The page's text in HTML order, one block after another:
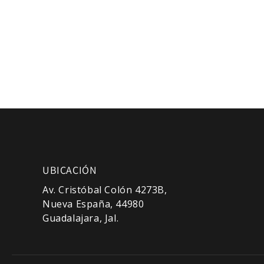
UBICACIÓN
Av. Cristóbal Colón 4273B,
Nueva España, 44980
Guadalajara, Jal.